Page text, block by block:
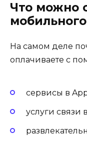
Что можно
На самом деле
оплачиваете с
сервисы в
услуги связи